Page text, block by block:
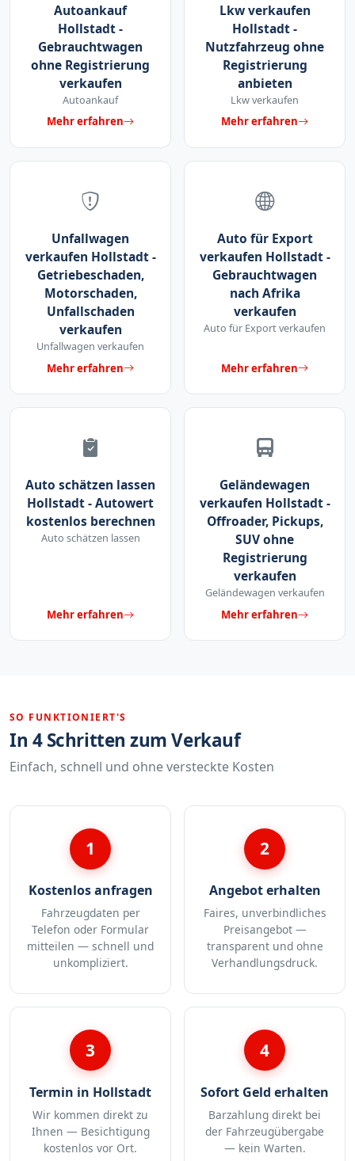
Autoankauf
Hollstadt -
Gebrauchtwagen
ohne Registrierung
verkaufen
Autoankauf
Mehr erfahren
Lkw verkaufen
Hollstadt -
Nutzfahrzeug ohne
Registrierung
anbieten
Lkw verkaufen
Mehr erfahren
Unfallwagen
verkaufen Hollstadt -
Getriebeschaden,
Motorschaden,
Unfallschaden
verkaufen
Unfallwagen verkaufen
Mehr erfahren
Auto für Export
verkaufen Hollstadt -
Gebrauchtwagen
nach Afrika
verkaufen
Auto für Export verkaufen
Mehr erfahren
Auto schätzen lassen
Hollstadt - Autowert
kostenlos berechnen
Auto schätzen lassen
Mehr erfahren
Geländewagen
verkaufen Hollstadt -
Offroader, Pickups,
SUV ohne
Registrierung
verkaufen
Geländewagen verkaufen
Mehr erfahren
SO FUNKTIONIERT'S
In 4 Schritten zum Verkauf
Einfach, schnell und ohne versteckte Kosten
1
Kostenlos anfragen
Fahrzeugdaten per
Telefon oder Formular
mitteilen — schnell und
unkompliziert.
2
Angebot erhalten
Faires, unverbindliches
Preisangebot —
transparent und ohne
Verhandlungsdruck.
3
Termin in Hollstadt
Wir kommen direkt zu
Ihnen — Besichtigung
kostenlos vor Ort.
4
Sofort Geld erhalten
Barzahlung direkt bei
der Fahrzeugübergabe
— kein Warten.